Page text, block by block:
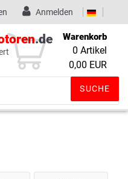
Wunschliste (0)
Anmelden
.de
SUCHE
Warenkorb
0 Artikel
0,00 EUR